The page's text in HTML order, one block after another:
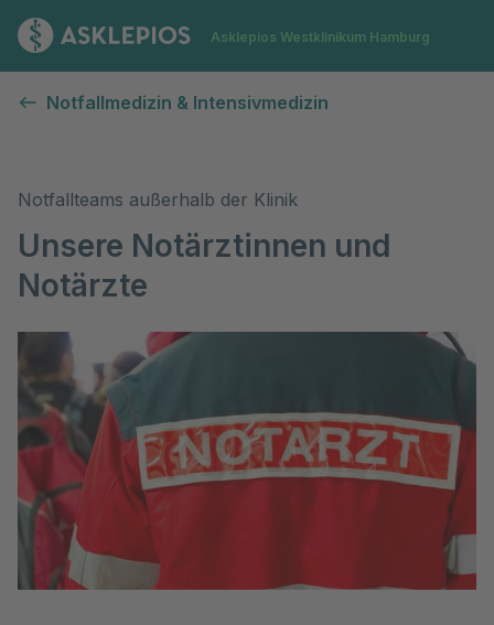
Zur Startseite
Asklepios Westklinikum Hamburg
Notfallmedizin & Intensivmedizin
Notfallteams außerhalb der Klinik
Unsere Notärztinnen und
Notärzte